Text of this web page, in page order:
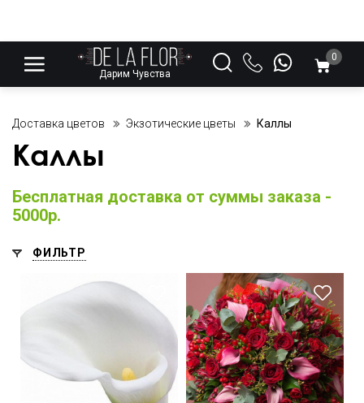
Дарим Чувства
0
Доставка цветов Экзотические цветы Каллы
Каллы
Бесплатная доставка от суммы заказа -
5000р.
ФИЛЬТР
Букет поражает своим
размером!